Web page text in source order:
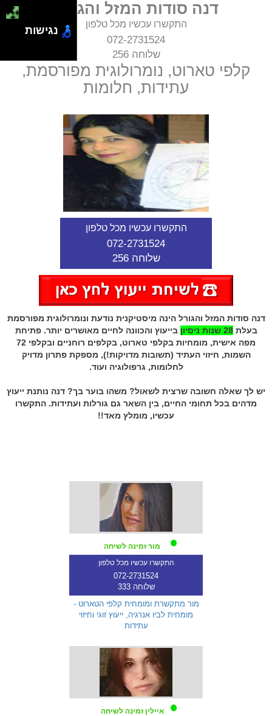
דנה סודות המזל והגורל
התקשרו עכשיו מכל טלפון
072-2731524
שלוחה 256
קלפי טארוט, נומרולוגית מפורסמת,
עתידות, חלומות
התקשרו עכשיו מכל טלפון
072-2731524
שלוחה 256
דנה סודות המזל והגורל הינה מיסטיקנית נודעת ונומרולוגית מפורסמת
בעלת28 שנות ניסיון
בייעוץ והכוונה לחיים מאושרים יותר. פתיחת
מפה אישית, מומחיות בקלפי טארוט, בקלפים רוחניים ו
בקלפי 72
השמות, חיזוי העתיד (תשובות מדויקות!), מספקתפתרון מדויק
לחלומות, גרפולוגיה ועוד.
יש לך שאלה חשובה שרצית לשאול? משהו בוער בך? דנה נותנת ייעוץ
מדהים בכל תחומי החיים, בין השאר גם גורלות ועתידות. התקשרו
עכשיו, מומלץ מאד!!
מור זמינה לשיחה
התקשרו עכשיו מכל טלפון
072-2731524
שלוחה 333
מור מתקשרת ומומחית קלפי הטארוט -
מומחית לביו אנרגיה, ייעוץ זוגי וחיזוי
עתידות
איילין זמינה לשיחה
נגישות